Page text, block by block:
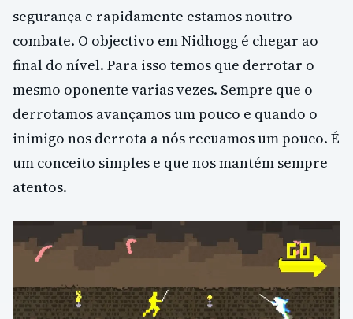
segurança e rapidamente estamos noutro
combate. O objectivo em Nidhogg é chegar ao
final do nível. Para isso temos que derrotar o
mesmo oponente varias vezes. Sempre que o
derrotamos avançamos um pouco e quando o
inimigo nos derrota a nós recuamos um pouco. É
um conceito simples e que nos mantém sempre
atentos.